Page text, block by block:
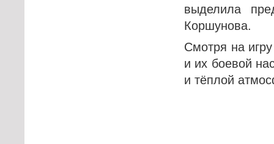
выделила
Коршунова.
Смотря на
и их боевой
и тёплой